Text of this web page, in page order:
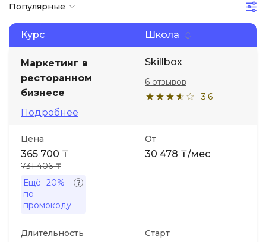
Популярные
Курс Школа
Маркетинг в
ресторанном
бизнесе
Подробнее
Skillbox
3.6
6 отзывов
Цена
365 700 ₸
731 406 ₸
Ещё -20%
по
промокоду
От
30 478 ₸/мес
Длительность Старт
Дизайн
Менеджмент
Иностранные языки
Soft Skills
ДПО